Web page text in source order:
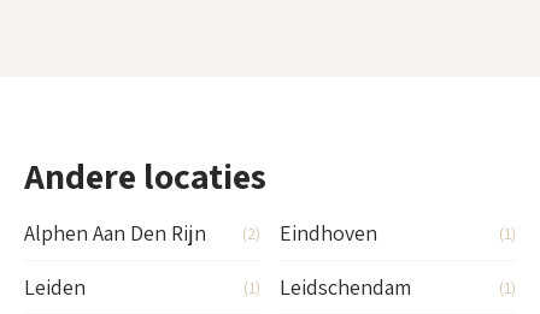
Andere locaties
Alphen Aan Den Rijn (2) Eindhoven (1)
Leiden (1) Leidschendam (1)